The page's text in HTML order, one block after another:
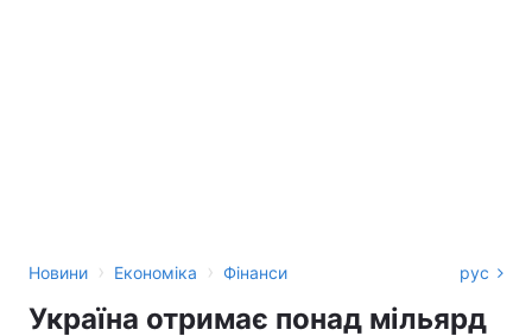
Новини › Економіка › Фінанси рус
Україна отримає понад мільярд